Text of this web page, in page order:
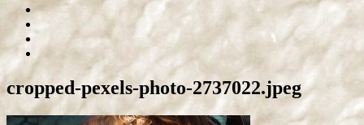
cropped-pexels-photo-2737022.jpeg